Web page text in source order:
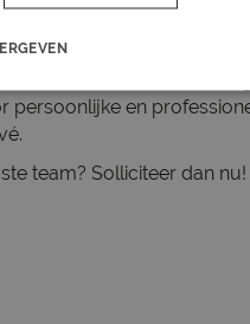
een kleinschalig en
en
team? Solliciteer dan nu!